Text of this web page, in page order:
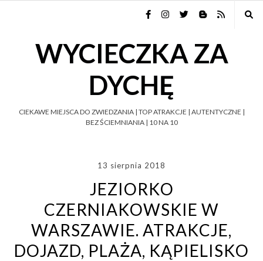
WYCIECZKA ZA
DYCHĘ
CIEKAWE MIEJSCA DO ZWIEDZANIA | TOP ATRAKCJE | AUTENTYCZNE |
BEZ ŚCIEMNIANIA | 10 NA 10
13 sierpnia 2018
JEZIORKO
CZERNIAKOWSKIE W
WARSZAWIE. ATRAKCJE,
DOJAZD, PLAŻA, KĄPIELISKO